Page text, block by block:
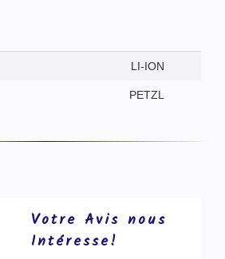
LI-ION
PETZL
Votre Avis nous
Intéresse!